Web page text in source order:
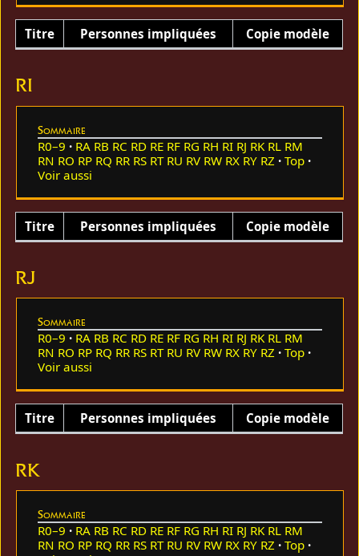
Titre Personnes impliquées Copie modèle
RI
Sommaire
R0–9 RA RB RC RD RE RF RG RH RI RJ RK RL RM
RN RO RP RQ RR RS RT RU RV RW RX RY RZ
Top
Voir aussi
Titre Personnes impliquées Copie modèle
RJ
Sommaire
R0–9 RA RB RC RD RE RF RG RH RI RJ RK RL RM
RN RO RP RQ RR RS RT RU RV RW RX RY RZ
Top
Voir aussi
Titre Personnes impliquées Copie modèle
RK
Sommaire
R0–9 RA RB RC RD RE RF RG RH RI RJ RK RL RM
RN RO RP RQ RR RS RT RU RV RW RX RY RZ
Top